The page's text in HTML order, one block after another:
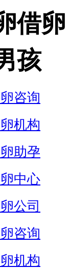
借卵
孩
咨询
机构
助孕
中心
公司
咨询
机构